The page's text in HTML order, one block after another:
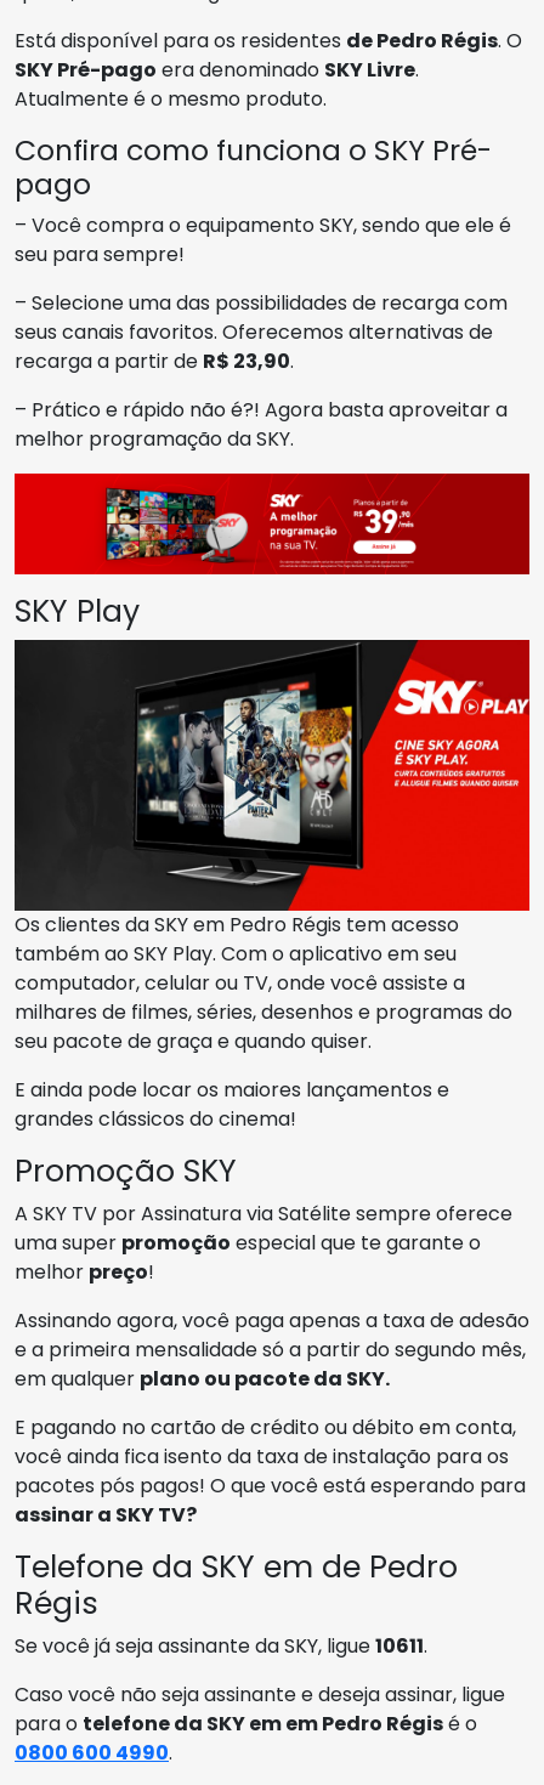
Está disponível para os residentes de Pedro Régis. O
SKY Pré-pago era denominado SKY Livre.
Atualmente é o mesmo produto.
Confira como funciona o SKY Pré-
pago
– Você compra o equipamento SKY, sendo que ele é
seu para sempre!
– Selecione uma das possibilidades de recarga com
seus canais favoritos. Oferecemos alternativas de
recarga a partir de R$ 23,90.
– Prático e rápido não é?! Agora basta aproveitar a
melhor programação da SKY.
SKY Play
Os clientes da SKY em Pedro Régis tem acesso
também ao SKY Play. Com o aplicativo em seu
computador, celular ou TV, onde você assiste a
milhares de filmes, séries, desenhos e programas do
seu pacote de graça e quando quiser.
E ainda pode locar os maiores lançamentos e
grandes clássicos do cinema!
Promoção SKY
A SKY TV por Assinatura via Satélite sempre oferece
uma super promoção especial que te garante o
melhor preço!
Assinando agora, você paga apenas a taxa de adesão
e a primeira mensalidade só a partir do segundo mês,
em qualquer plano ou pacote da SKY.
E pagando no cartão de crédito ou débito em conta,
você ainda fica isento da taxa de instalação para os
pacotes pós pagos! O que você está esperando para
assinar a SKY TV?
Telefone da SKY em de Pedro
Régis
Se você já seja assinante da SKY, ligue10611.
Caso você não seja assinante e deseja assinar, ligue
para o telefone da SKY em em Pedro Régisé o
0800 600 4990.